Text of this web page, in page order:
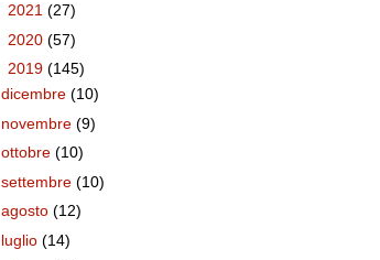
2021 (27)
2020 (57)
2019 (145)
dicembre(10)
novembre(9)
ottobre(10)
settembre(10)
agosto(12)
luglio(14)